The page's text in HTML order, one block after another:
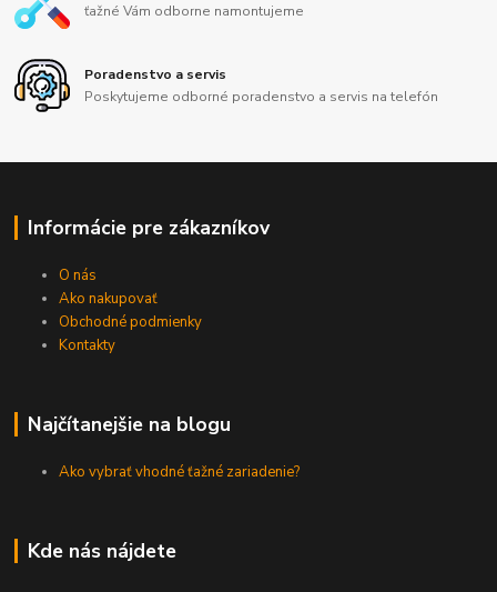
ťažné Vám odborne namontujeme
Poradenstvo a servis
Poskytujeme odborné poradenstvo a servis na telefón
Informácie pre zákazníkov
O nás
Ako nakupovať
Obchodné podmienky
Kontakty
Najčítanejšie na blogu
Ako vybrať vhodné ťažné zariadenie?
Kde nás nájdete